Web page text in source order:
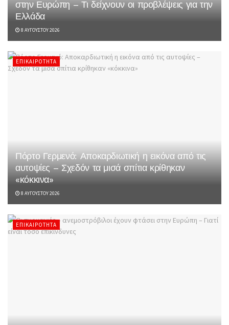
στην Ευρώπη – Τι δείχνουν οι προβλέψεις για την
Ελλάδα
8 ΑΥΓΟΎΣΤΟΥ 2026
ΕΠΙΚΑΙΡΌΤΗΤΑ
Πόρτο Γερμενό: Αποκαρδιωτική η εικόνα από τις
αυτοψίες – Σχεδόν τα μισά σπίτια κρίθηκαν
«κόκκινα»
8 ΑΥΓΟΎΣΤΟΥ 2026
ΕΠΙΚΑΙΡΌΤΗΤΑ